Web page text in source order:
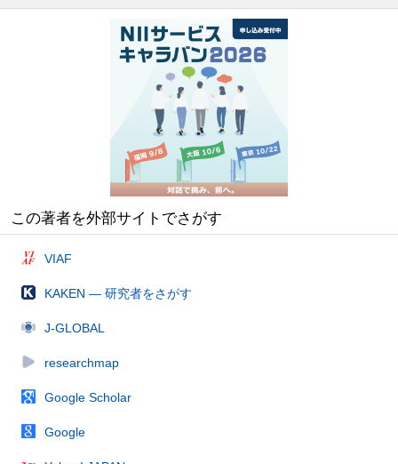
この著者を外部サイトでさがす
VIAF
KAKEN — 研究者をさがす
J-GLOBAL
researchmap
Google Scholar
Google